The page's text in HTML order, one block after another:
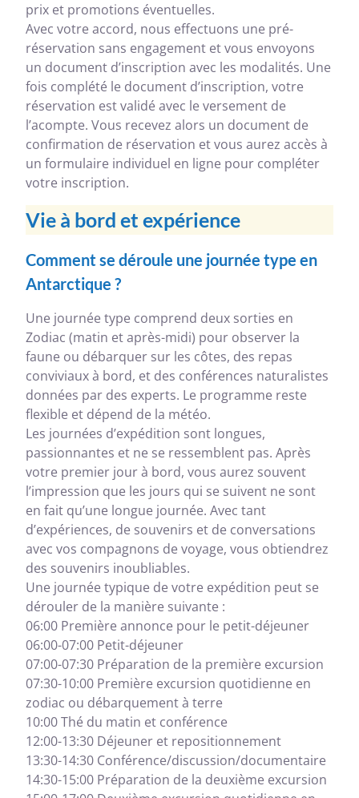
prix et promotions éventuelles.
Avec votre accord, nous effectuons une pré-
réservation sans engagement et vous envoyons
un document d’inscription avec les modalités. Une
fois complété le document d’inscription, votre
réservation est validé avec le versement de
l’acompte. Vous recevez alors un document de
confirmation de réservation et vous aurez accès à
un formulaire individuel en ligne pour compléter
votre inscription.
Vie à bord et expérience
Comment se déroule une journée type en
Antarctique ?
Une journée type comprend deux sorties en
Zodiac (matin et après-midi) pour observer la
faune ou débarquer sur les côtes, des repas
conviviaux à bord, et des conférences naturalistes
données par des experts. Le programme reste
flexible et dépend de la météo.
Les journées d’expédition sont longues,
passionnantes et ne se ressemblent pas. Après
votre premier jour à bord, vous aurez souvent
l’impression que les jours qui se suivent ne sont
en fait qu’une longue journée. Avec tant
d’expériences, de souvenirs et de conversations
avec vos compagnons de voyage, vous obtiendrez
des souvenirs inoubliables.
Une journée typique de votre expédition peut se
dérouler de la manière suivante :
06:00 Première annonce pour le petit-déjeuner
06:00-07:00 Petit-déjeuner
07:00-07:30 Préparation de la première excursion
07:30-10:00 Première excursion quotidienne en
zodiac ou débarquement à terre
10:00 Thé du matin et conférence
12:00-13:30 Déjeuner et repositionnement
13:30-14:30 Conférence/discussion/documentaire
14:30-15:00 Préparation de la deuxième excursion